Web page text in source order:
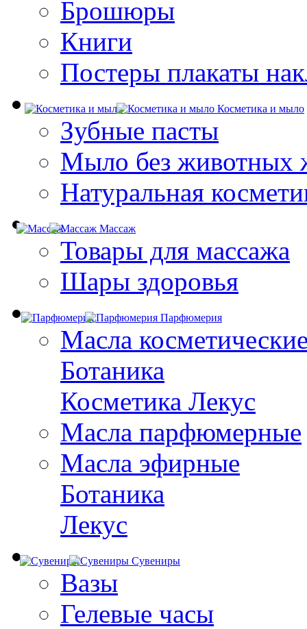
Брошюры
Книги
Постеры плакаты
Косметика и мыло
Зубные пасты
Мыло без животных
Натуральная
Массаж
Товары для массажа
Шары здоровья
Парфюмерия
Масла
Ботаника
Косметика Лекус
Масла парфюмерные
Масла эфирные
Ботаника
Лекус
Сувениры
Вазы
Гелевые часы